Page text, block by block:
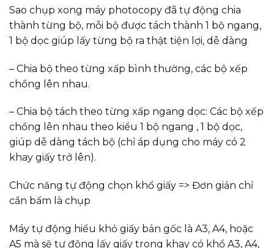
Sao chụp xong máy photocopy đã tự động chia
thành từng bộ, mỗi bộ được tách thành 1 bộ ngang,
1 bộ dọc giúp lấy từng bộ ra thật tiện lợi, dễ dàng
– Chia bộ theo từng xấp bình thường, các bộ xếp
chồng lên nhau.
– Chia bộ tách theo từng xấp ngang dọc: Các bộ xếp
chồng lên nhau theo kiểu 1 bộ ngang , 1 bộ dọc,
giúp dễ dàng tách bộ (chỉ áp dụng cho máy có 2
khay giấy trở lên).
Chức năng tự động chọn khổ giấy => Đơn giản chỉ
cần bấm là chụp
Máy tự động hiểu khỏ giấy bản gốc là A3, A4, hoặc
A5 mà sẽ tự động lấy giấy trong khay có khổ A3, A4,